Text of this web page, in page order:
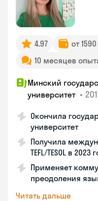
4.97
от
10 месяцев
Минский
университет •
Окончила
университет
Получила
TEFL/TESOL в 2023
Применяет
преодоления
Читать дальше